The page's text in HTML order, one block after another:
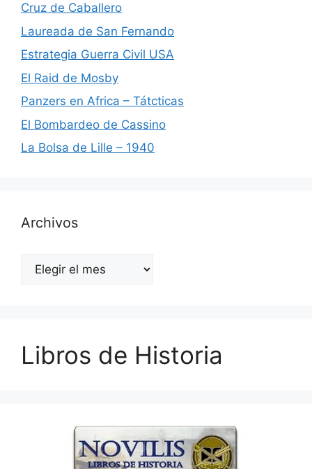
Cruz de Caballero
Laureada de San Fernando
Estrategia Guerra Civil USA
El Raid de Mosby
Panzers en Africa – Tátcticas
El Bombardeo de Cassino
La Bolsa de Lille – 1940
Archivos
Archivos
Libros de Historia